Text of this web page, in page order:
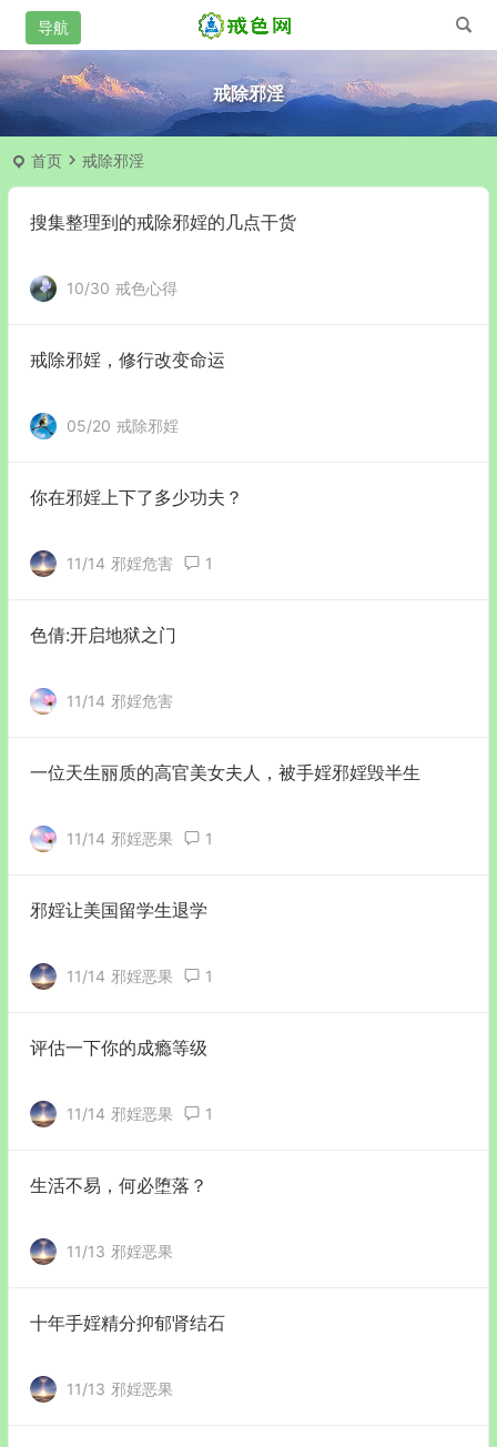
戒除邪淫
首页 戒除邪淫
搜集整理到的戒除邪婬的几点干货
10/30 戒色心得
戒除邪婬，修行改变命运
05/20 戒除邪婬
你在邪婬上下了多少功夫？
11/14 邪婬危害 1
色倩:开启地狱之门
11/14 邪婬危害
一位天生丽质的高官美女夫人，被手婬邪婬毁半生
11/14 邪婬恶果 1
邪婬让美国留学生退学
11/14 邪婬恶果 1
评估一下你的成瘾等级
11/14 邪婬恶果 1
生活不易，何必堕落？
11/13 邪婬恶果
十年手婬精分抑郁肾结石
11/13 邪婬恶果